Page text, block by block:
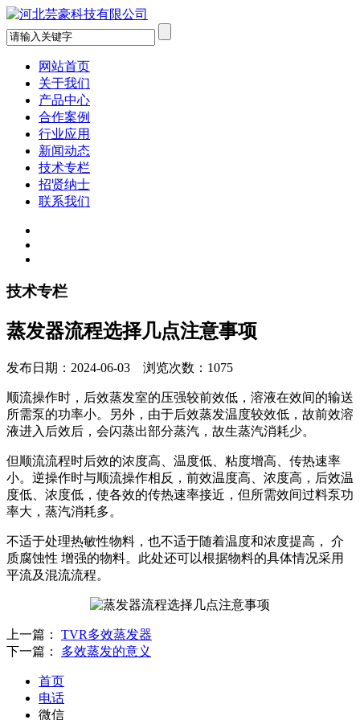
网站首页
关于我们
产品中心
合作案例
行业应用
新闻动态
技术专栏
招贤纳士
联系我们
技术专栏
蒸发器流程选择几点注意事项
发布日期：2024-06-03 浏览次数：1075
顺流操作时，后效蒸发室的压强较前效低，溶液在效间的输送
所需泵的功率小。另外，由于后效蒸发温度较效低，故前效溶
液进入后效后，会闪蒸出部分蒸汽，故生蒸汽消耗少。
但顺流流程时后效的浓度高、温度低、粘度增高、传热速率
小。逆操作时与顺流操作相反，前效温度高、浓度高，后效温
度低、浓度低，使各效的传热速率接近，但所需效间过料泵功
率大，蒸汽消耗多。
不适于处理热敏性物料，也不适于随着温度和浓度提高， 介
质腐蚀性 增强的物料。此处还可以根据物料的具体情况采用
平流及混流流程。
上一篇： TVR多效蒸发器
下一篇： 多效蒸发的意义
首页
电话
微信